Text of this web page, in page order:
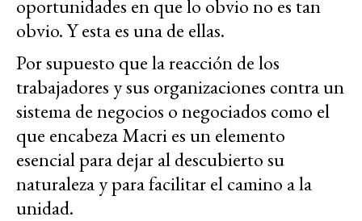
oportunidades en que lo obvio no es tan
obvio. Y esta es una de ellas.
Por supuesto que la reacción de los
trabajadores y sus organizaciones contra un
sistema de negocios o negociados como el
que encabeza Macri es un elemento
esencial para dejar al descubierto su
naturaleza y para facilitar el camino a la
unidad.